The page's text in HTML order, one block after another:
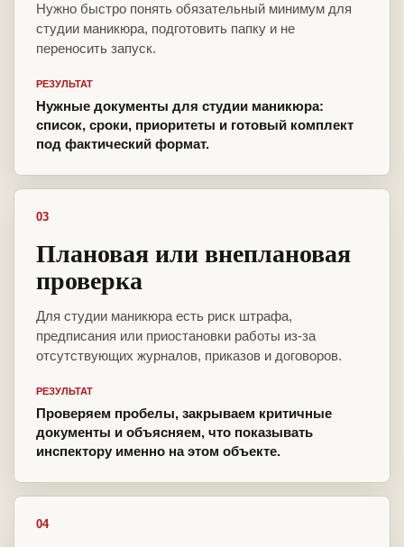
Нужно быстро понять обязательный минимум для
студии маникюра, подготовить папку и не
переносить запуск.
РЕЗУЛЬТАТ
Нужные документы для студии маникюра:
список, сроки, приоритеты и готовый комплект
под фактический формат.
03
Плановая или внеплановая
проверка
Для студии маникюра есть риск штрафа,
предписания или приостановки работы из-за
отсутствующих журналов, приказов и договоров.
РЕЗУЛЬТАТ
Проверяем пробелы, закрываем критичные
документы и объясняем, что показывать
инспектору именно на этом объекте.
04